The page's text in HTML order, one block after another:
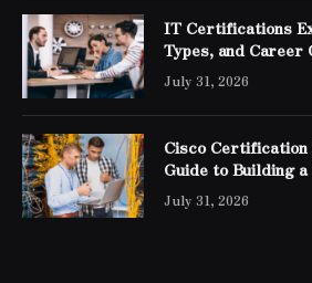
IT Certifications
Types, and Career
July 31, 2026
Cisco Certification
Guide to Building
Networking
July 31, 2026